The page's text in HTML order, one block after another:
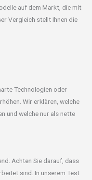
auf dem Markt, die mit
Vergleich stellt Ihnen die
Technologien oder
Wir erklären, welche
und welche nur als nette
Achten Sie darauf, dass
sind. In unserem Test